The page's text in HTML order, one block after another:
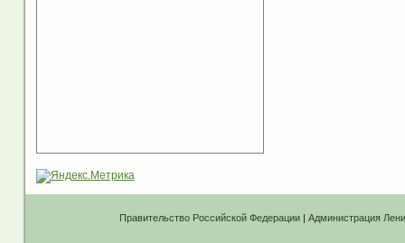
Правительство Российской Федерации| Администрация